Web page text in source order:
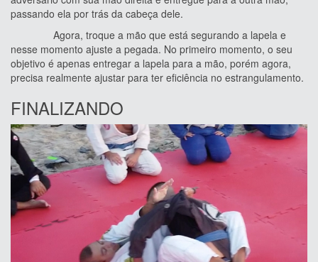
passando ela por trás da cabeça dele.
Agora, troque a mão que está segurando a lapela e
nesse momento ajuste a pegada. No primeiro momento, o seu
objetivo é apenas entregar a lapela para a mão, porém agora,
precisa realmente ajustar para ter eficiência no estrangulamento.
FINALIZANDO